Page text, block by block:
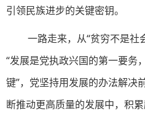
引领民族进步的关键密钥。
一路走来，从“贫穷不是社
“发展是党执政兴国的第一要务
键”，党坚持用发展的办法解决
断推动更高质量的发展中，积